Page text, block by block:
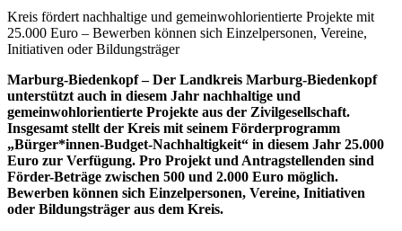
Kreis fördert nachhaltige und gemeinwohlorientierte Projekte mit
25.000 Euro – Bewerben können sich Einzelpersonen, Vereine,
Initiativen oder Bildungsträger
Marburg-Biedenkopf – Der Landkreis Marburg-Biedenkopf
unterstützt auch in diesem Jahr nachhaltige und
gemeinwohlorientierte Projekte aus der Zivilgesellschaft.
Insgesamt stellt der Kreis mit seinem Förderprogramm
„Bürger*innen-Budget-Nachhaltigkeit“ in diesem Jahr 25.000
Euro zur Verfügung. Pro Projekt und Antragstellenden sind
Förder-Beträge zwischen 500 und 2.000 Euro möglich.
Bewerben können sich Einzelpersonen, Vereine, Initiativen
oder Bildungsträger aus dem Kreis.